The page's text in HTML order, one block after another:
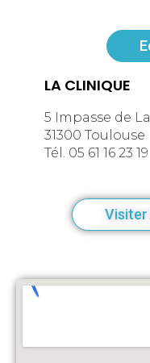
LA CLINIQUE
5 Impasse de
31300 Toulouse
Tél. 05 61 16 23 19
Visiter